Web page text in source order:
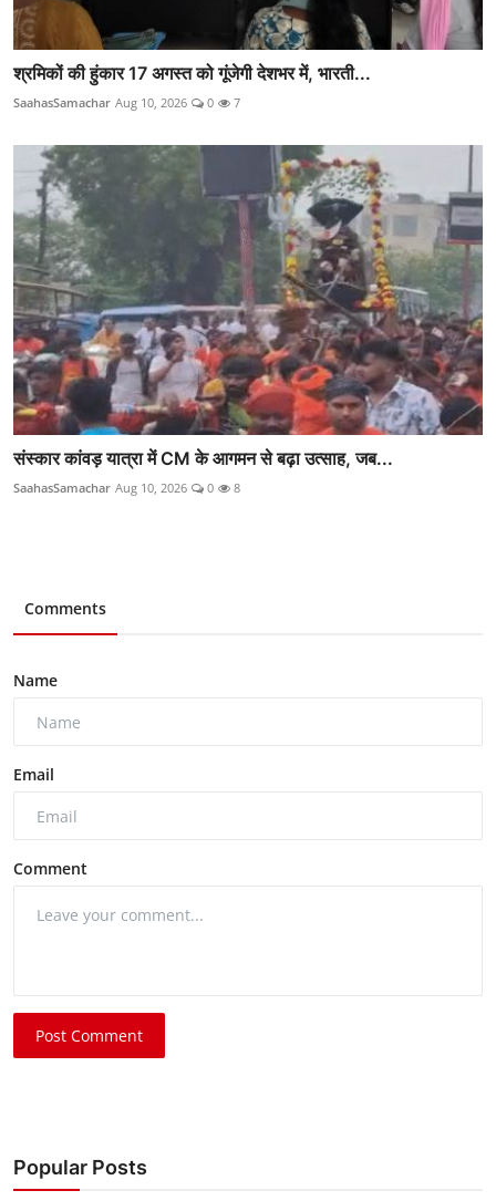
श्रमिकों की हुंकार 17 अगस्त को गूंजेगी देशभर में, भारती...
SaahasSamachar Aug 10, 2026 0 7
संस्कार कांवड़ यात्रा में CM के आगमन से बढ़ा उत्साह, जब...
SaahasSamachar Aug 10, 2026 0 8
Comments
Name
Email
Comment
Post Comment
Popular Posts